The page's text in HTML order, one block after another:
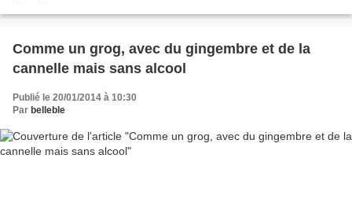
Comme un grog, avec du gingembre et de la
cannelle mais sans alcool
Publié le 20/01/2014 à 10:30
Par belleble